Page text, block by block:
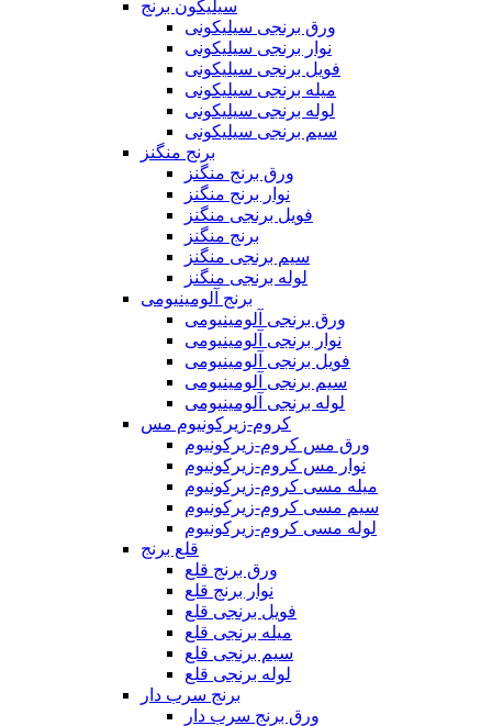
سیلیکون برنج
ورق برنجی سیلیکونی
نوار برنجی سیلیکونی
فویل برنجی سیلیکونی
میله برنجی سیلیکونی
لوله برنجی سیلیکونی
سیم برنجی سیلیکونی
برنج منگنز
ورق برنج منگنز
نوار برنج منگنز
فویل برنجی منگنز
برنج منگنز
سیم برنجی منگنز
لوله برنجی منگنز
برنج آلومینیومی
ورق برنجی آلومینیومی
نوار برنجی آلومینیومی
فویل برنجی آلومینیومی
سیم برنجی آلومینیومی
لوله برنجی آلومینیومی
کروم-زیرکونیوم مس
ورق مس کروم-زیرکونیوم
نوار مس کروم-زیرکونیوم
میله مسی کروم-زیرکونیوم
سیم مسی کروم-زیرکونیوم
لوله مسی کروم-زیرکونیوم
قلع برنج
ورق برنج قلع
نوار برنج قلع
فویل برنجی قلع
میله برنجی قلع
سیم برنجی قلع
لوله برنجی قلع
برنج سرب دار
ورق برنج سرب دار